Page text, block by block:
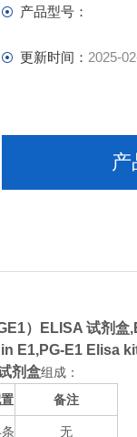
产品型号：
更新时间： 2025-
产
）ELISA 试剂盒,
E1,PG-E1
剂盒组成：
备注
条 无